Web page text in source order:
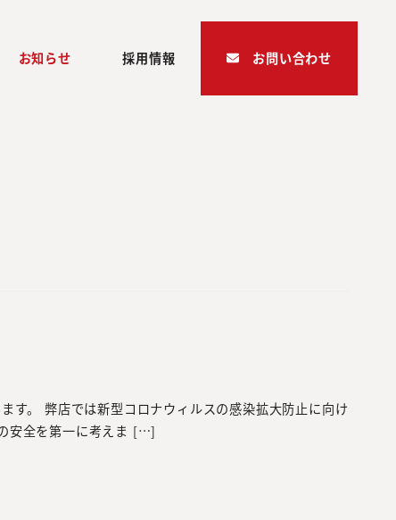
お知らせ 採用情報 お問い合わせ
す。 弊店では新型コロナウィルスの感染拡大防止に向け
安全を第一に考えま […]